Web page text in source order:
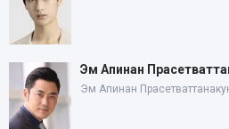
Эм Апинан
Эм Апинан